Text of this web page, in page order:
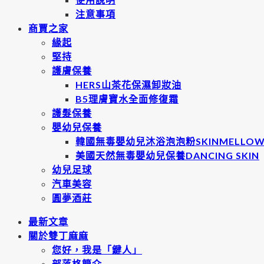
注意事項
商賈之家
緣起
堅持
護膚保養
HERS山茶花保濕卸妝油
B5理膚寶水全面修復霜
護髮保養
嬰幼兒保養
韓國無毒嬰幼兒沐浴泡泡粉
美國天然無毒嬰幼兒保養DANCING SKIN
幼兒足球
汽車美容
圓夢酒莊
最新文章
關於雙丁麻麻
您好，我是「鍵人」